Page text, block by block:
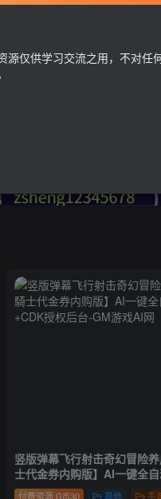
推广反佣 热门
竖版弹幕飞行射击奇幻冒险
士代金券内购版】AI一键全自
授权后台
付费资源 G币30 其他 手
仅供学习交流之用，不对任